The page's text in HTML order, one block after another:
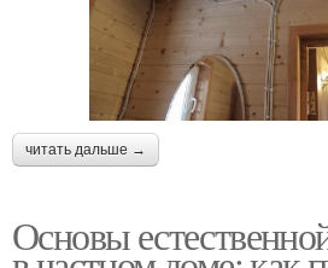
читать дальше →
Основы